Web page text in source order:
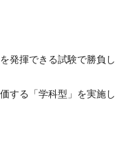
発揮できる試験で勝負し
する「学科型」を実施し